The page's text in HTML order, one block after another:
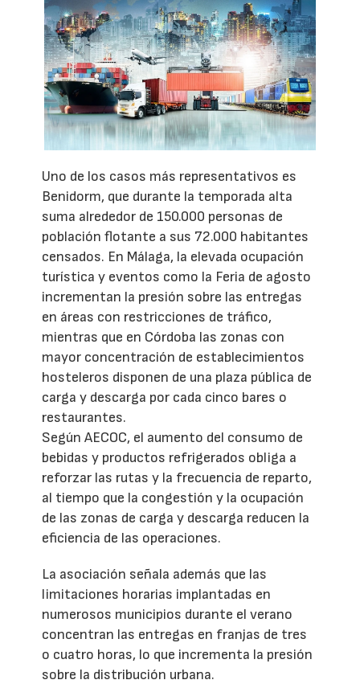
Uno de los casos más representativos es
Benidorm, que durante la temporada alta
suma alrededor de 150.000 personas de
población flotante a sus 72.000 habitantes
censados. En Málaga, la elevada ocupación
turística y eventos como la Feria de agosto
incrementan la presión sobre las entregas
en áreas con restricciones de tráfico,
mientras que en Córdoba las zonas con
mayor concentración de establecimientos
hosteleros disponen de una plaza pública de
carga y descarga por cada cinco bares o
restaurantes.
Según AECOC, el aumento del consumo de
bebidas y productos refrigerados obliga a
reforzar las rutas y la frecuencia de reparto,
al tiempo que la congestión y la ocupación
de las zonas de carga y descarga reducen la
eficiencia de las operaciones.
La asociación señala además que las
limitaciones horarias implantadas en
numerosos municipios durante el verano
concentran las entregas en franjas de tres
o cuatro horas, lo que incrementa la presión
sobre la distribución urbana.